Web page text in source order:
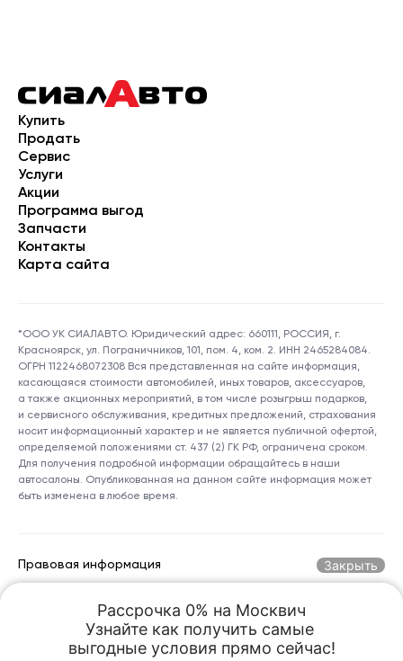
Купить
Продать
Сервис
Услуги
Акции
Программа выгод
Запчасти
Контакты
Карта сайта
*ООО УК СИАЛАВТО. Юридический адрес: 660111, РОССИЯ, г.
Красноярск, ул. Пограничников, 101, пом. 4, ком. 2. ИНН 2465284084.
ОГРН 1122468072308 Вся представленная на сайте информация,
касающаяся стоимости автомобилей, иных товаров, аксессуаров,
а также акционных мероприятий, в том числе розыгрыш подарков,
и сервисного обслуживания, кредитных предложений, страхования
носит информационный характер и не является публичной офертой,
определяемой положениями ст. 437 (2) ГК РФ, ограничена сроком.
Для получения подробной информации обращайтесь в наши
автосалоны. Опубликованная на данном сайте информация может
быть изменена в любое время.
Правовая информация
Горячая линия по номеру:+7 (800) 250-06-70
Адрес электронной почты: kreception@sialauto.ru
Закрыть
Рассрочка 0% на Москвич
Узнайте как получить самые
выгодные условия прямо сейчас!